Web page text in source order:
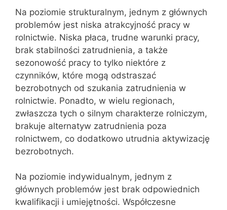
Na poziomie strukturalnym, jednym z głównych
problemów jest niska atrakcyjność pracy w
rolnictwie. Niska płaca, trudne warunki pracy,
brak stabilności zatrudnienia, a także
sezonowość pracy to tylko niektóre z
czynników, które mogą odstraszać
bezrobotnych od szukania zatrudnienia w
rolnictwie. Ponadto, w wielu regionach,
zwłaszcza tych o silnym charakterze rolniczym,
brakuje alternatyw zatrudnienia poza
rolnictwem, co dodatkowo utrudnia aktywizację
bezrobotnych.
Na poziomie indywidualnym, jednym z
głównych problemów jest brak odpowiednich
kwalifikacji i umiejętności. Współczesne